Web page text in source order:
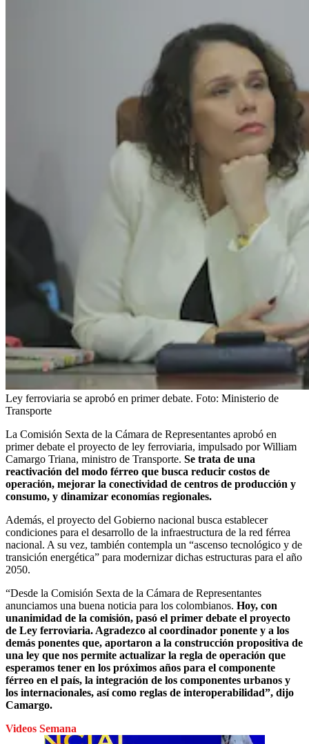
Ley ferroviaria se aprobó en primer debate. Foto: Ministerio de
Transporte
La Comisión Sexta de la Cámara de Representantes aprobó en
primer debate el proyecto de ley ferroviaria, impulsado por William
Camargo Triana, ministro de Transporte. Se trata de una
reactivación del modo férreo que busca reducir costos de
operación, mejorar la conectividad de centros de producción y
consumo, y dinamizar economías regionales.
Además, el proyecto del Gobierno nacional busca establecer
condiciones para el desarrollo de la infraestructura de la red férrea
nacional. A su vez, también contempla un “ascenso tecnológico y de
transición energética” para modernizar dichas estructuras para el año
2050.
“Desde la Comisión Sexta de la Cámara de Representantes
anunciamos una buena noticia para los colombianos. Hoy, con
unanimidad de la comisión, pasó el primer debate el proyecto
de Ley ferroviaria. Agradezco al coordinador ponente y a los
demás ponentes que, aportaron a la construcción propositiva de
una ley que nos permite actualizar la regla de operación que
esperamos tener en los próximos años para el componente
férreo en el país, la integración de los componentes urbanos y
los internacionales, así como reglas de interoperabilidad”, dijo
Camargo.
Videos Semana